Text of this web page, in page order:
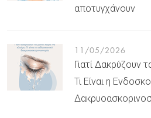
αποτυγχάνουν
11/05/2026
Γιατί Δακρύζουν
Τι Είναι η